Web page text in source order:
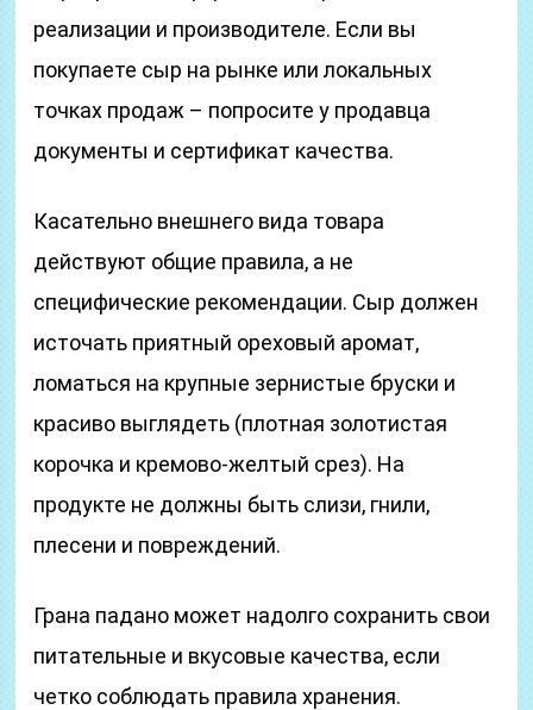
реализации и производителе. Если вы
покупаете сыр на рынке или локальных
точках продаж – попросите у продавца
документы и сертификат качества.
Касательно внешнего вида товара
действуют общие правила, а не
специфические рекомендации. Сыр должен
источать приятный ореховый аромат,
ломаться на крупные зернистые бруски и
красиво выглядеть (плотная золотистая
корочка и кремово-желтый срез). На
продукте не должны быть слизи, гнили,
плесени и повреждений.
Грана падано может надолго сохранить свои
питательные и вкусовые качества, если
четко соблюдать правила хранения.